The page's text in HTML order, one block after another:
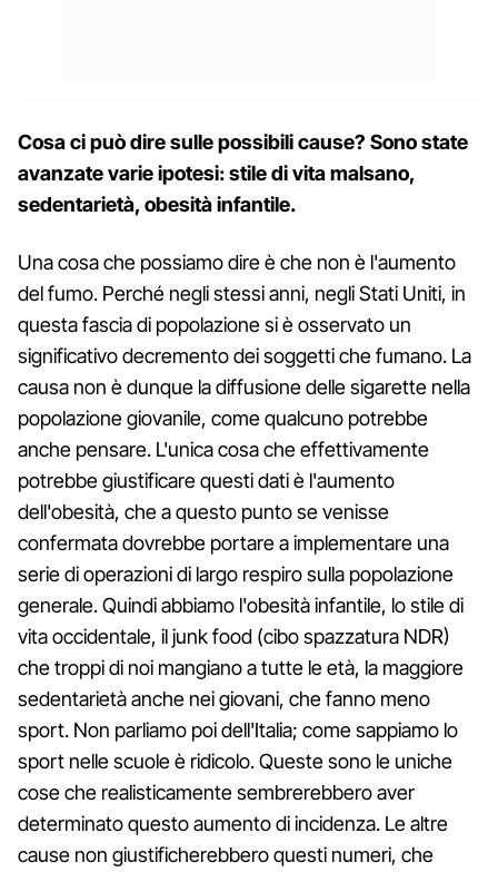
Cosa ci può dire sulle possibili cause? Sono state
avanzate varie ipotesi: stile di vita malsano,
sedentarietà, obesità infantile.
Una cosa che possiamo dire è che non è l'aumento
del fumo. Perché negli stessi anni, negli Stati Uniti, in
questa fascia di popolazione si è osservato un
significativo decremento dei soggetti che fumano. La
causa non è dunque la diffusione delle sigarette nella
popolazione giovanile, come qualcuno potrebbe
anche pensare. L'unica cosa che effettivamente
potrebbe giustificare questi dati è l'aumento
dell'obesità, che a questo punto se venisse
confermata dovrebbe portare a implementare una
serie di operazioni di largo respiro sulla popolazione
generale. Quindi abbiamo l'obesità infantile, lo stile di
vita occidentale, il junk food (cibo spazzatura NDR)
che troppi di noi mangiano a tutte le età, la maggiore
sedentarietà anche nei giovani, che fanno meno
sport. Non parliamo poi dell'Italia; come sappiamo lo
sport nelle scuole è ridicolo. Queste sono le uniche
cose che realisticamente sembrerebbero aver
determinato questo aumento di incidenza. Le altre
cause non giustificherebbero questi numeri, che